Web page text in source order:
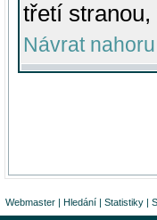
třetí
Návrat nahoru
Webmaster | Hledání | Statistiky |